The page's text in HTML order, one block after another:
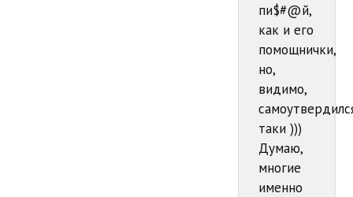
пи$#@й,
как и его
помощнички,
но,
видимо,
таки )))
Думаю,
многие
именно